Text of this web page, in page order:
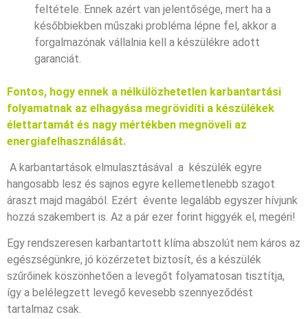
feltétele. Ennek azért van jelentősége, mert ha a
későbbiekben műszaki probléma lépne fel, akkor a
forgalmazónak vállalnia kell a készülékre adott
garanciát.
Fontos, hogy ennek a nélkülözhetetlen karbantartási
folyamatnak az elhagyása megrövidíti a készülékek
élettartamát és nagy mértékben megnöveli az
energiafelhasználását.
A karbantartások elmulasztásával a készülék egyre
hangosabb lesz és sajnos egyre kellemetlenebb szagot
áraszt majd magából. Ezért évente legalább egyszer hívjunk
hozzá szakembert is. Az a pár ezer forint higgyék el, megéri!
Egy rendszeresen karbantartott klíma abszolút nem káros az
egészségünkre, jó közérzetet biztosít, és a készülék
szűrőinek köszönhetően a levegőt folyamatosan tisztítja,
így a belélegzett levegő kevesebb szennyeződést
tartalmaz csak.